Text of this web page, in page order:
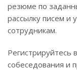
резюме по
рассылку писем и
сотрудникам.
Регистрируйтесь
собеседования и